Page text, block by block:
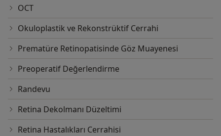
OCT
Okuloplastik ve Rekonstrüktif Cerrahi
Prematüre Retinopatisinde Göz Muayenesi
Preoperatif Değerlendirme
Randevu
Retina Dekolmanı Düzeltimi
Retina Hastalıkları Cerrahisi